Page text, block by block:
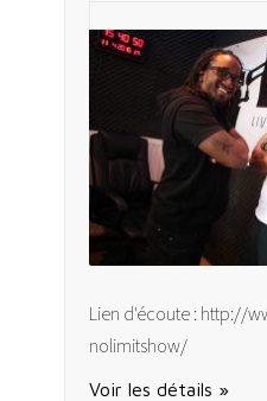
Lien d'écoute : http://
nolimitshow/
Voir les détails »